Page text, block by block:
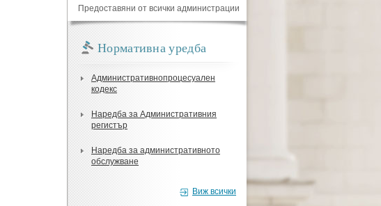
Предоставяни от всички администрации
Нормативна уредба
Административнопроцесуален
кодекс
Наредба за Административния
регистър
Наредба за административното
обслужване
Виж всички